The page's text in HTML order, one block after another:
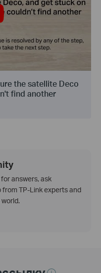
the satellite Deco
find another
answers, ask
TP-Link experts and